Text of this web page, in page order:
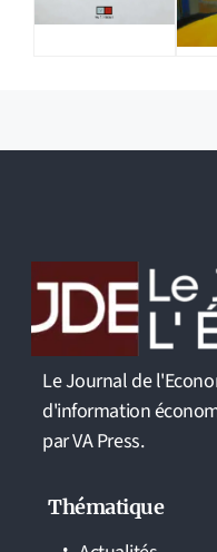
Le Journal de
d'information
par VA Press.
Thématique